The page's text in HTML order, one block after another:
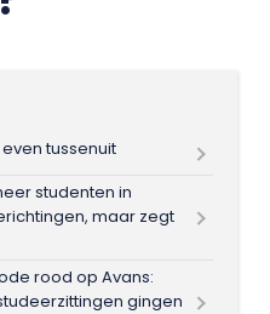
tussenuit
studenten in
maar zegt
rood op Avans:
gingen